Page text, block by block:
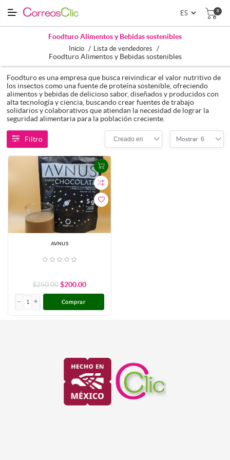
0
Foodturo Alimentos y Bebidas sostenibles
Inicio / Lista de vendedores
/
Foodturo Alimentos y Bebidas sostenibles
Foodturo es una empresa que busca reivindicar el valor nutritivo de
los insectos como una fuente de proteína sostenible, ofreciendo
alimentos y bebidas de delicioso sabor, diseñados y producidos con
alta tecnología y ciencia, buscando crear fuentes de trabajo
solidarios y colaborativos que atiendan la necesidad de lograr la
seguridad alimentaria para la población creciente.
Filtro Creado en Mostrar 6
AVNUS
$250.00 $200.00
Comprar